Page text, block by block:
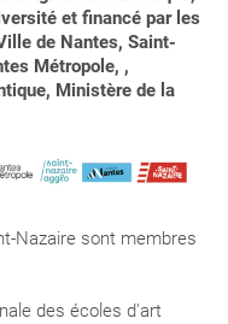
et financé par les
de Nantes, Saint-
Métropole, ,
Ministère de la
Nazaire sont membres
des écoles d'art